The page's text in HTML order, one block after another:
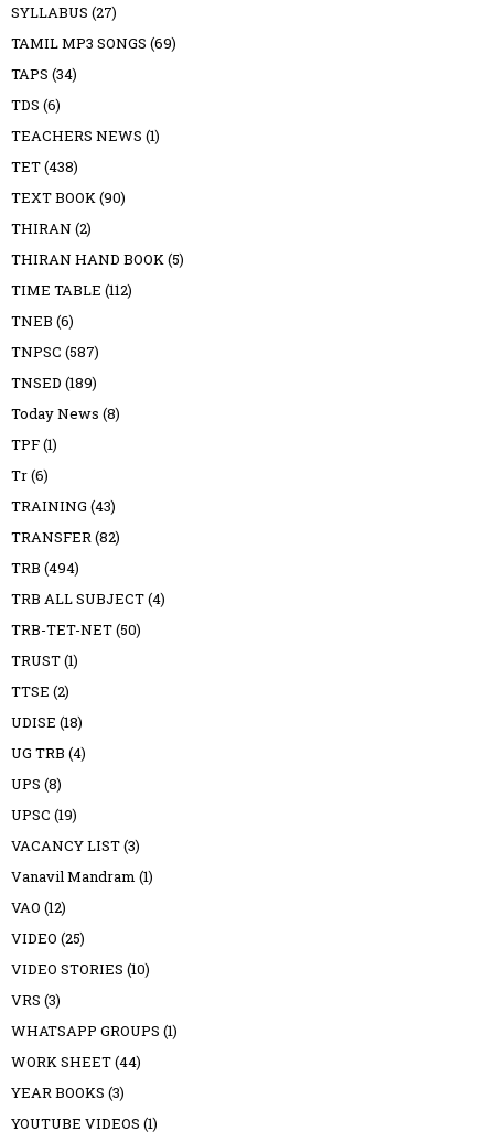
SYLLABUS (27)
TAMIL MP3 SONGS (69)
TAPS (34)
TDS (6)
TEACHERS NEWS (1)
TET(438)
TEXT BOOK(90)
THIRAN (2)
THIRAN HAND BOOK(5)
TIME TABLE (112)
TNEB (6)
TNPSC (587)
TNSED (189)
Today News (8)
TPF(1)
Tr(6)
TRAINING (43)
TRANSFER(82)
TRB (494)
TRB ALL SUBJECT(4)
TRB-TET-NET(50)
TRUST(1)
TTSE (2)
UDISE (18)
UG TRB (4)
UPS (8)
UPSC (19)
VACANCY LIST(3)
Vanavil Mandram (1)
VAO (12)
VIDEO (25)
VIDEO STORIES (10)
VRS (3)
WHATSAPP GROUPS (1)
WORK SHEET(44)
YEAR BOOKS (3)
YOUTUBE VIDEOS (1)